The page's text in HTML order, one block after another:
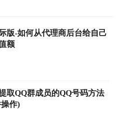
版-如何从代理商后台给自己
额
取QQ群成员的QQ号码方法
作)